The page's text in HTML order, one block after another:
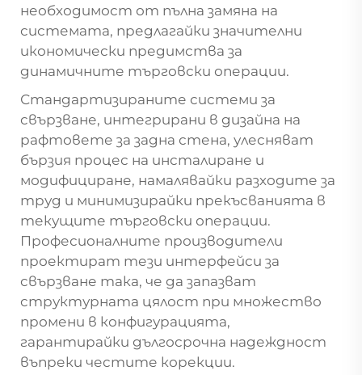
необходимост от пълна замяна на
системата, предлагайки значителни
икономически предимства за
динамичните търговски операции.
Стандартизираните системи за
свързване, интегрирани в дизайна на
рафтовете за задна стена, улесняват
бързия процес на инсталиране и
модифициране, намалявайки разходите за
труд и минимизирайки прекъсванията в
текущите търговски операции.
Професионалните производители
проектират тези интерфейси за
свързване така, че да запазват
структурната цялост при множество
промени в конфигурацията,
гарантирайки дългосрочна надеждност
въпреки честите корекции.